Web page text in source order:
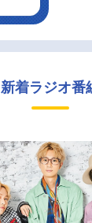
新着ラジオ番